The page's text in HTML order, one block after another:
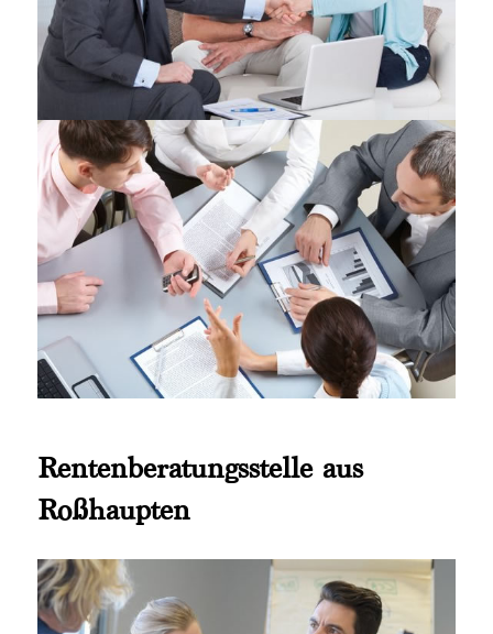
Rentenberatungsstelle aus
Roßhaupten